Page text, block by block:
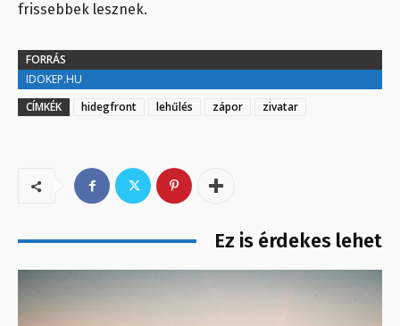
frissebbek lesznek.
FORRÁS
IDOKEP.HU
CÍMKÉK
hidegfront lehűlés zápor zivatar
Ez is érdekes lehet